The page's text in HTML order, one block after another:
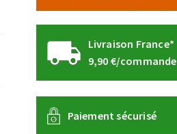
Livraison France*
9,90 €/commande
Paiement sécurisé